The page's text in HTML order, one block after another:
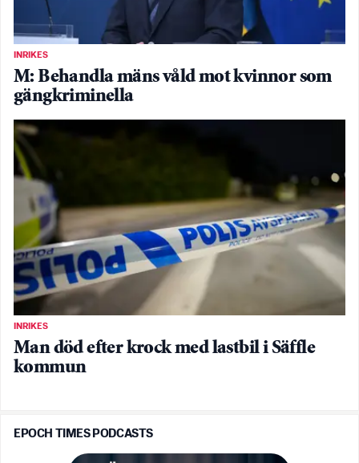
INRIKES
M: Behandla mäns våld mot kvinnor som
gängkriminella
INRIKES
Man död efter krock med lastbil i Säffle
kommun
EPOCH TIMES PODCASTS